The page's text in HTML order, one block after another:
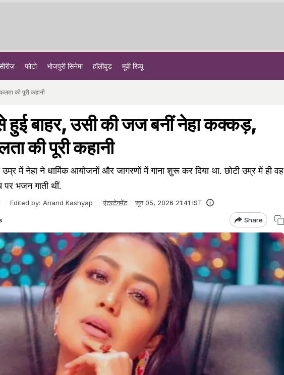
फोटो भोजपुरी सिनेमा हॉलीवुड मूवी रिव्यू
की पूरी कहानी
हुई बाहर, उसी की जज बनीं नेहा कक्कड़,
की पूरी कहानी
में नेहा ने धार्मिक आयोजनों और जागरणों में गाना शुरू कर दिया था. छोटी उम्र में ही वह
पर भजन गाती थीं.
Edited by: Anand Kashyap एंटरटेनमेंट जून 05, 2026 21:41 IST
Share